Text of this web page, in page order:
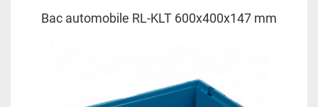
Bac automobile RL-KLT 600x400x147 mm